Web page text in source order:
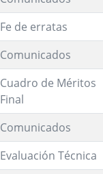
Fe de erratas
Comunicados
Cuadro de Méritos
Final
Comunicados
Evaluación Técnica